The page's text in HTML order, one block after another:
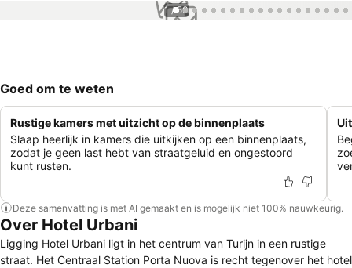
1 / 50
Goed om te weten
Rustige kamers met uitzicht op de binnenplaats
Slaap heerlijk in kamers die uitkijken op een binnenplaats,
zodat je geen last hebt van straatgeluid en ongestoord
kunt rusten.
Deze samenvatting is met AI gemaakt en is mogelijk niet 100% nauwkeurig.
Over Hotel Urbani
Ligging Hotel Urbani ligt in het centrum van Turijn in een rustige
straat. Het Centraal Station Porta Nuova is recht tegenover het hotel